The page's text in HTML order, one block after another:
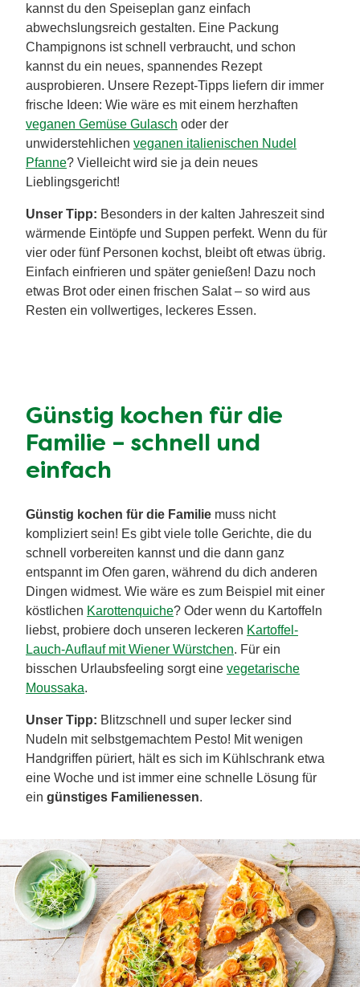
kannst du den Speiseplan ganz einfach
abwechslungsreich gestalten. Eine Packung
Champignons ist schnell verbraucht, und schon
kannst du ein neues, spannendes Rezept
ausprobieren. Unsere Rezept-Tipps liefern dir immer
frische Ideen: Wie wäre es mit einem herzhaften
veganen Gemüse Gulasch oder der
unwiderstehlichen veganen italienischen Nudel
Pfanne? Vielleicht wird sie ja dein neues
Lieblingsgericht!
Unser Tipp: Besonders in der kalten Jahreszeit sind
wärmende Eintöpfe und Suppen perfekt. Wenn du für
vier oder fünf Personen kochst, bleibt oft etwas übrig.
Einfach einfrieren und später genießen! Dazu noch
etwas Brot oder einen frischen Salat – so wird aus
Resten ein vollwertiges, leckeres Essen.
Günstig kochen für die
Familie
einfach
Günstig kochen für die Familiemuss nicht
kompliziert sein! Es gibt viele tolle Gerichte, die du
schnell vorbereiten kannst und die dann ganz
köstlichenKarottenquiche? Oder wenn du Kartoffeln
liebst, probiere doch unseren leckerenKartoffel-
Lauch-Auflauf mit Wiener Würstchen. Für ein
bisschen Urlaubsfeeling sorgt einevegetarische
Moussaka.
Unser Tipp:
Blitzschnell und super lecker sind
Nudeln mit selbstgemachtem Pesto! Mit wenigen